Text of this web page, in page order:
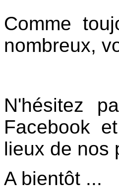
Comme
nombreux,
N'hésitez
Facebook
lieux de nos
A bientôt ...